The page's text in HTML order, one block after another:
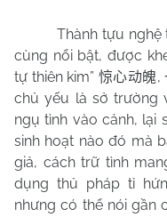
Thành tựu nghệ
cùng nổi bật, được
tự thiên kim” 惊心动魄,
chủ yếu là sở trường
ngụ tình vào cảnh, lại
sinh hoạt nào đó mà
giả, cách trữ tình
dụng thủ pháp tỉ
nhưng có thể nói gần